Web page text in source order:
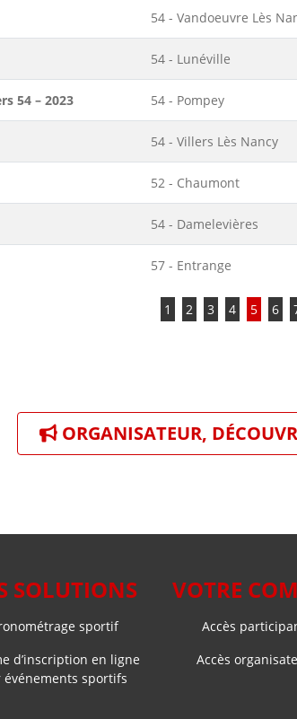
54 - Vandoeuvre Lès
54 - Lunéville
54 – 2023 54 - Pompey
54 - Villers Lès Nancy
52 - Chaumont
54 - Damelevières
57 - Entrange
1 2 3 4 5 6
ORGANISATEUR,
SOLUTIONS
sportif
d’inscription en ligne
événements sportifs
VOTRE
Accès
Accès